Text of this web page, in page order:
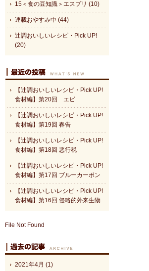
15＜食の豆知識＞エスプリ (10)
連載おやすみ中 (44)
辻調おいしいレシピ・Pick UP!
(20)
【辻調おいしいレシピ・Pick UP!
食材編】第20回 エビ
【辻調おいしいレシピ・Pick UP!
食材編】第19回 春告
【辻調おいしいレシピ・Pick UP!
食材編】第18回 悪行税
【辻調おいしいレシピ・Pick UP!
食材編】第17回 ブルーカーボン
【辻調おいしいレシピ・Pick UP!
食材編】第16回 侵略的外来生物
File Not Found
2021年4月 (1)